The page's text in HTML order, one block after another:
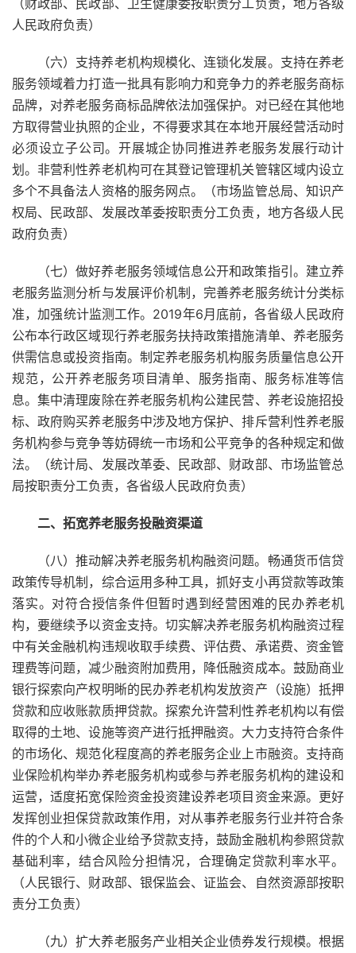
人民政府负责）
（六）支持养老机构规模化、连锁化发展。支持在养老
服务领域着力打造一批具有影响力和竞争力的养老服务商标
品牌，对养老服务商标品牌依法加强保护。对已经在其他地
方取得营业执照的企业，不得要求其在本地开展经营活动时
必须设立子公司。开展城企协同推进养老服务发展行动计
划。非营利性养老机构可在其登记管理机关管辖区域内设立
多个不具备法人资格的服务网点。（市场监管总局、知识产
权局、民政部、发展改革委按职责分工负责，地方各级人民
政府负责）
（七）做好养老服务领域信息公开和政策指引。建立养
老服务监测分析与发展评价机制，完善养老服务统计分类标
准，加强统计监测工作。2019年6月底前，各省级人民政府
公布本行政区域现行养老服务扶持政策措施清单、养老服务
供需信息或投资指南。制定养老服务机构服务质量信息公开
规范，公开养老服务项目清单、服务指南、服务标准等信
息。集中清理废除在养老服务机构公建民营、养老设施招投
标、政府购买养老服务中涉及地方保护、排斥营利性养老服
务机构参与竞争等妨碍统一市场和公平竞争的各种规定和做
法。（统计局、发展改革委、民政部、财政部、市场监管总
局按职责分工负责，各省级人民政府负责）
二、拓宽养老服务投融资渠道
（八）推动解决养老服务机构融资问题。畅通货币信贷
政策传导机制，综合运用多种工具，抓好支小再贷款等政策
落实。对符合授信条件但暂时遇到经营困难的民办养老机
构，要继续予以资金支持。切实解决养老服务机构融资过程
中有关金融机构违规收取手续费、评估费、承诺费、资金管
理费等问题，减少融资附加费用，降低融资成本。鼓励商业
银行探索向产权明晰的民办养老机构发放资产（设施）抵押
贷款和应收账款质押贷款。探索允许营利性养老机构以有偿
取得的土地、设施等资产进行抵押融资。大力支持符合条件
的市场化、规范化程度高的养老服务企业上市融资。支持商
业保险机构举办养老服务机构或参与养老服务机构的建设和
运营，适度拓宽保险资金投资建设养老项目资金来源。更好
发挥创业担保贷款政策作用，对从事养老服务行业并符合条
件的个人和小微企业给予贷款支持，鼓励金融机构参照贷款
基础利率，结合风险分担情况，合理确定贷款利率水平。
（人民银行、财政部、银保监会、证监会、自然资源部按职
责分工负责）
（九）扩大养老服务产业相关企业债券发行规模。根据